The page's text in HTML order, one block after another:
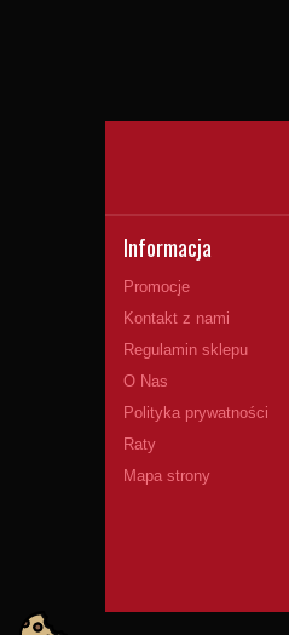
Informacja
Promocje
Kontakt z nami
Regulamin sklepu
O Nas
Polityka prywatności
Raty
Mapa strony